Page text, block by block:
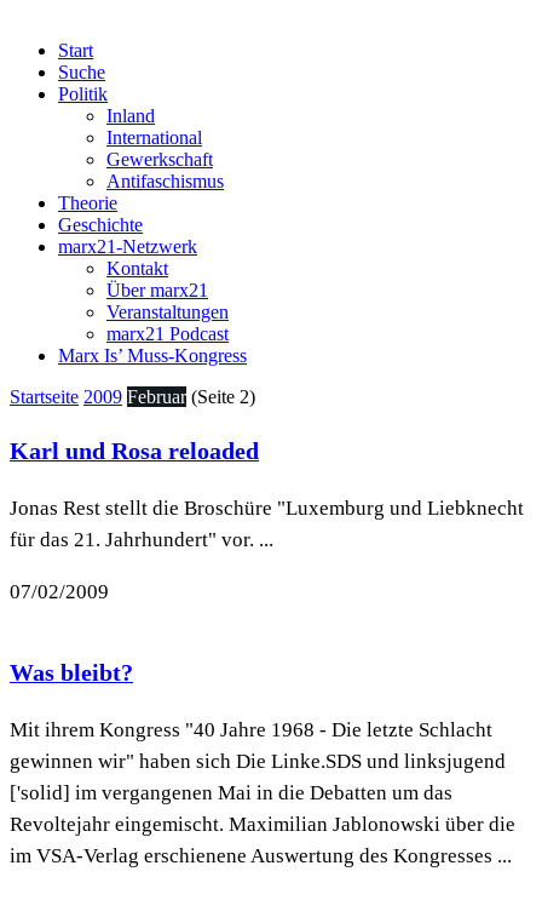
Start
Suche
Politik
Inland
International
Gewerkschaft
Antifaschismus
Theorie
Geschichte
marx21-Netzwerk
Kontakt
Über marx21
Veranstaltungen
marx21 Podcast
Marx Is’ Muss-Kongress
Startseite 2009 Februar (Seite 2)
Karl und Rosa reloaded
Jonas Rest stellt die Broschüre "Luxemburg und Liebknecht
für das 21. Jahrhundert" vor. ...
07/02/2009
Was bleibt?
Mit ihrem Kongress "40 Jahre 1968 - Die letzte Schlacht
gewinnen wir" haben sich Die Linke.SDS und linksjugend
['solid] im vergangenen Mai in die Debatten um das
Revoltejahr eingemischt. Maximilian Jablonowski über die
im VSA-Verlag erschienene Auswertung des Kongresses ...